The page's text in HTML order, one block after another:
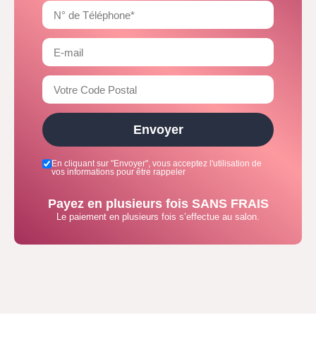
En cliquant sur "Envoyer", vous acceptez l'utilisation de
vos informations pour être rappeler
Envoyer
Payez en plusieurs fois SANS FRAIS
Le paiement en plusieurs fois s’effectue au salon.